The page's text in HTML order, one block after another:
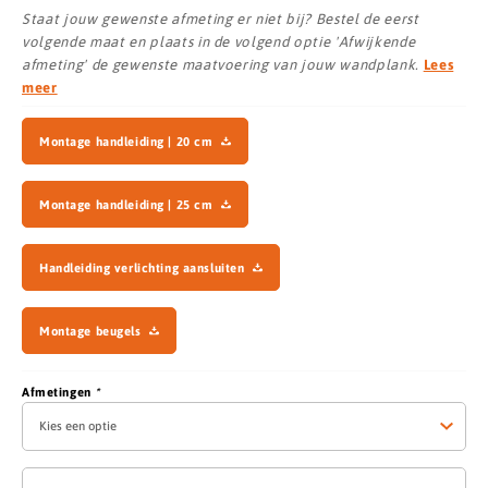
Staat jouw gewenste afmeting er niet bij? Bestel de eerst
volgende maat en plaats in de volgend optie 'Afwijkende
afmeting' de gewenste maatvoering van jouw wandplank. Lees
meer
Montage handleiding | 20 cm
Montage handleiding | 25 cm
Handleiding verlichting aansluiten
Montage beugels
Afmetingen *